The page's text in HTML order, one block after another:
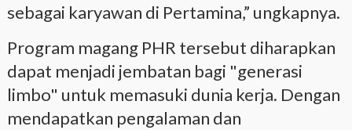
sebagai karyawan di Pertamina,” ungkapnya.
Program magang PHR tersebut diharapkan
dapat menjadi jembatan bagi "generasi
limbo" untuk memasuki dunia kerja. Dengan
mendapatkan pengalaman dan